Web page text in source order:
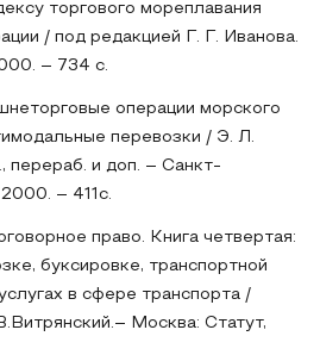
торгового мореплавания
/ под редакцией Г. Г. Иванова.
– 734 с.
операции морского
перевозки / Э. Л.
перераб. и доп. – Санкт-
– 411с.
право. Книга четвертая:
буксировке, транспортной
в сфере транспорта /
Москва: Статут,